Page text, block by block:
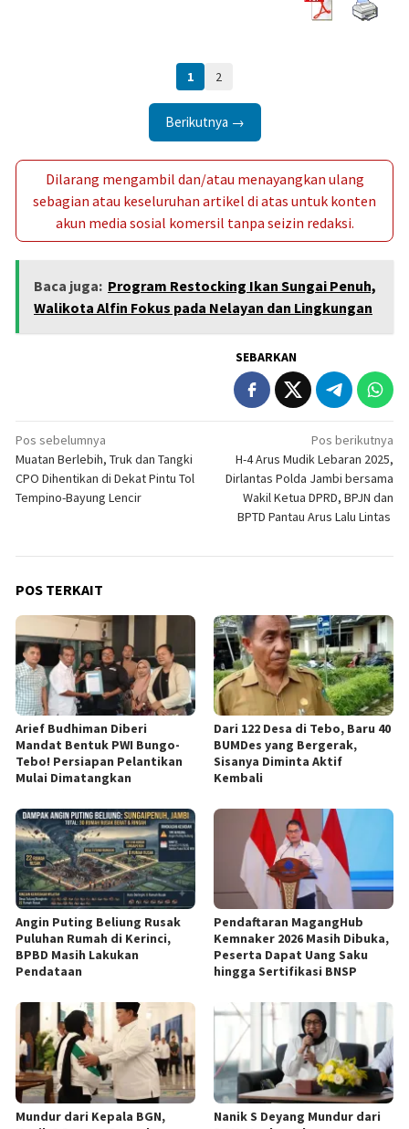
1 2
Berikutnya →
Dilarang mengambil dan/atau menayangkan ulang
sebagian atau keseluruhan artikel di atas untuk konten
akun media sosial komersil tanpa seizin redaksi.
Baca juga: Program Restocking Ikan Sungai Penuh,
Walikota Alfin Fokus pada Nelayan dan Lingkungan
SEBARKAN
Navigasi
pos
Pos sebelumnya
Muatan Berlebih, Truk dan Tangki
CPO Dihentikan di Dekat Pintu Tol
Tempino-Bayung Lencir
Pos berikutnya
H-4 Arus Mudik Lebaran 2025,
Dirlantas Polda Jambi bersama
Wakil Ketua DPRD, BPJN dan
BPTD Pantau Arus Lalu Lintas
POS TERKAIT
Arief Budhiman Diberi
Mandat Bentuk PWI Bungo-
Tebo! Persiapan Pelantikan
Mulai Dimatangkan
Dari 122 Desa di Tebo, Baru 40
BUMDes yang Bergerak,
Sisanya Diminta Aktif
Kembali
Angin Puting Beliung Rusak
Puluhan Rumah di Kerinci,
BPBD Masih Lakukan
Pendataan
Pendaftaran MagangHub
Kemnaker 2026 Masih Dibuka,
Peserta Dapat Uang Saku
hingga Sertifikasi BNSP
Mundur dari Kepala BGN,
Nanik S Deyang Mundur dari